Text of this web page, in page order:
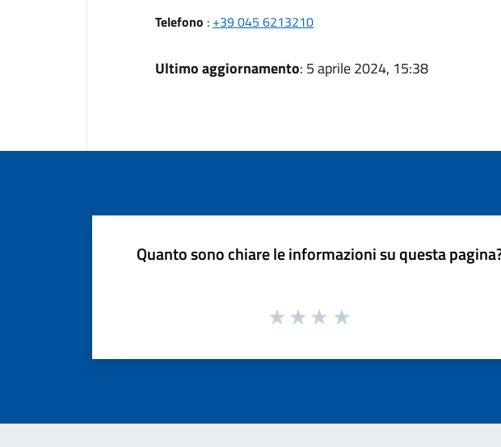
Telefono : +39 045 6213210
Ultimo aggiornamento: 5 aprile 2024, 15:38
Quanto sono chiare le informazioni su questa